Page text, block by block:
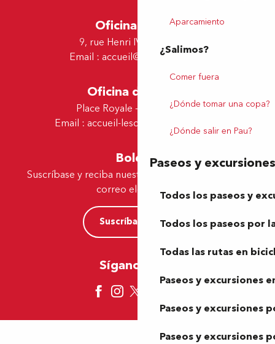
Aparcamiento
¿Salimos?
Comer fuera
¿Dónde tomar una copa?
¿Dónde salir en Pau?
Paseos y excursiones
Todos los paseos y
Todos los paseos por
Todas las rutas en
Paseos y excursiones
Paseos y excursiones
Paseos y excursiones
Oficina de Pau
9, rue Henri IV - 64000 Pau
Email : accueil@tourismepau.fr
Oficina de Lescar
Place Royale - 64230 Lescar
Email : accueil-lescar@tourismepau.fr
Boletín
Suscríbase y reciba nuestras ofertas y noticias por
correo electrónico
Suscríbase ahora
Síganos aquí